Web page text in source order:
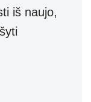
iš naujo,